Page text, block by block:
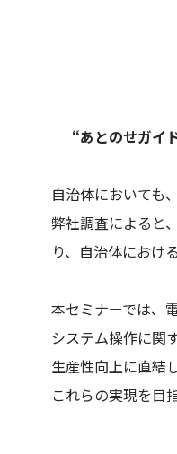
“あとのせガイ
自治体においても
弊社調査によると
り、自治体におけ
本セミナーでは、
システム操作に関
生産性向上に直結
これらの実現を目